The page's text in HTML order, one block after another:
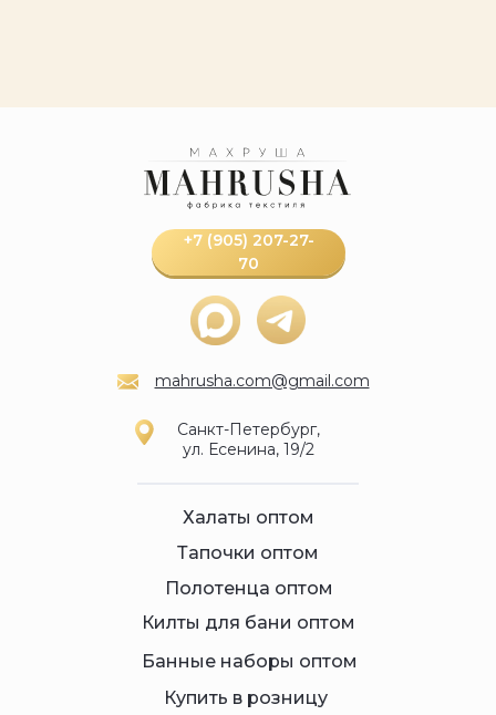
Санкт-Петербург,
ул. Есенина, 19/2
mahrusha.com@gmail.com
+7 (905) 207-27-
70
Купить в розницу
Банные наборы оптом
Килты для бани оптом
Полотенца оптом
Тапочки оптом
Халаты оптом